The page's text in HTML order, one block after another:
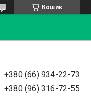
Кошик
+380 (66) 934-22-73
+380 (96) 316-72-55